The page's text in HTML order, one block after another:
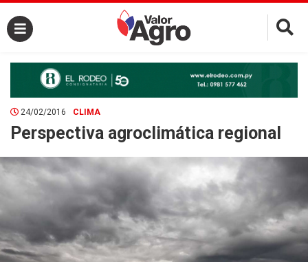
×
24/02/2016 CLIMA
Perspectiva agroclimática regional